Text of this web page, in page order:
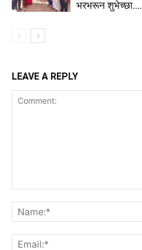
भरभरून शुभेच्छा….
LEAVE A REPLY